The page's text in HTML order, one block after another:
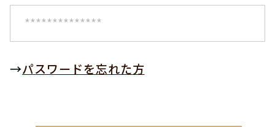
→パスワードを忘れた方